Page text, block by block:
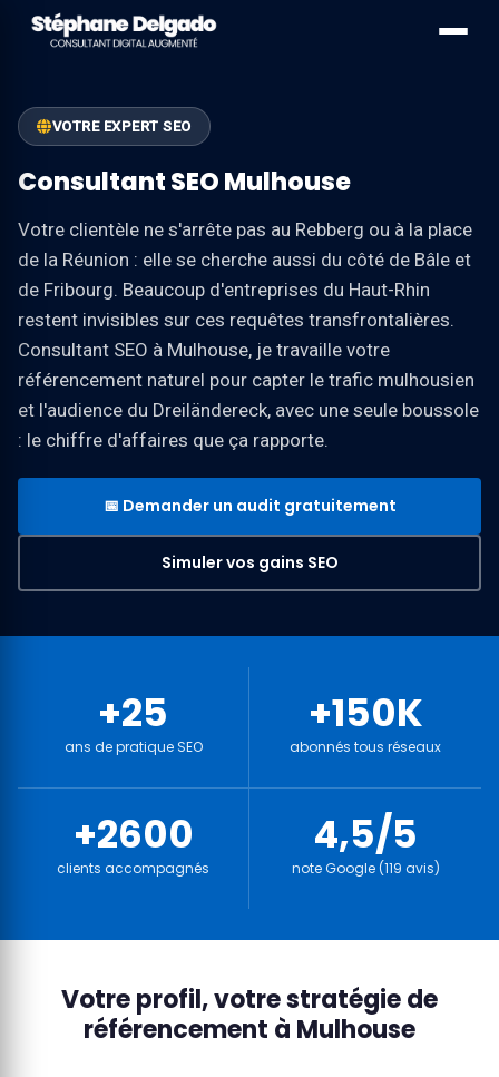
VOTRE EXPERT SEO
Consultant SEO Mulhouse
Votre clientèle ne s'arrête pas au Rebberg ou à la place
de la Réunion : elle se cherche aussi du côté de Bâle et
de Fribourg. Beaucoup d'entreprises du Haut-Rhin
restent invisibles sur ces requêtes transfrontalières.
Consultant SEO à Mulhouse, je travaille votre
référencement naturel pour capter le trafic mulhousien
et l'audience du Dreiländereck, avec une seule boussole
: le chiffre d'affaires que ça rapporte.
📅 Demander un audit gratuitement
Simuler vos gains SEO
+25
ans de pratique SEO
+150K
abonnés tous réseaux
+2600
clients accompagnés
4,5/5
note Google (119 avis)
Votre profil, votre stratégie de
référencement à Mulhouse